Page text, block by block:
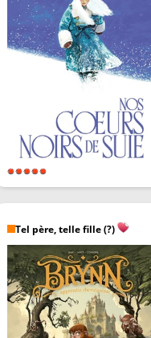
Tel père, telle fille (?)